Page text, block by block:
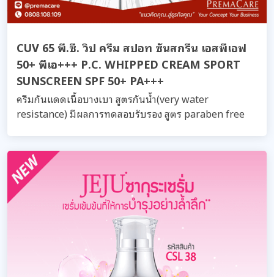
CUV 65 พี.ซี. วิป ครีม สปอท ซันสกรีน เอสพีเอฟ
50+ พีเอ+++ P.C. WHIPPED CREAM SPORT
SUNSCREEN SPF 50+ PA+++
ครีมกันแดดเนื้อบางเบา สูตรกันน้ำ(very water
resistance) มีผลการทดสอบรับรอง สูตร paraben free